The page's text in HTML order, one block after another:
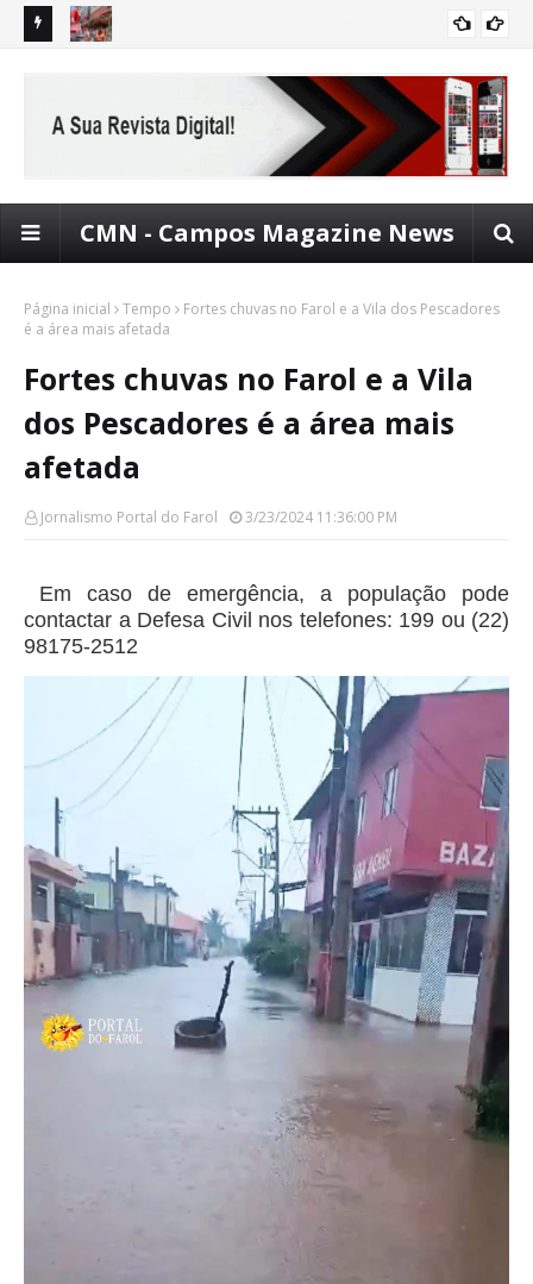
CMN - Campos Magazine News
Página inicial Tempo
Fortes chuvas no Farol e a Vila dos Pescadores
é a área mais afetada
Fortes chuvas no Farol e a Vila
dos Pescadores é a área mais
afetada
Jornalismo Portal do Farol 3/23/2024 11:36:00 PM
Em caso de emergência, a população pode
contactar a Defesa Civil nos telefones: 199 ou (22)
98175-2512